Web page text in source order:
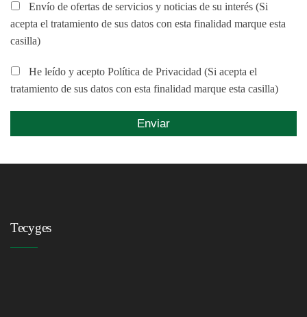
Envío de ofertas de servicios y noticias de su interés (Si
acepta el tratamiento de sus datos con esta finalidad marque esta
casilla)
He leído y acepto Política de Privacidad (Si acepta el
tratamiento de sus datos con esta finalidad marque esta casilla)
Tecyges